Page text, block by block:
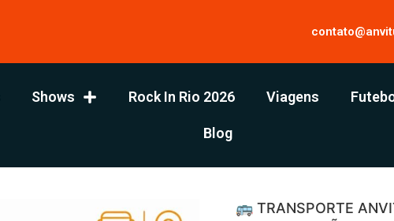
Shows Rock In Rio 2026 Viagens
Blog
🚌 TRANSPORTE